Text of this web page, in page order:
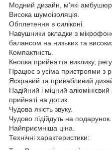
Модний дизайн, м'які
Висока шумоізоляція.
Обплетення в силіконі.
Навушники вкладки з
балансом на низьких та
Компактність.
Кнопка прийняття виклику,
Працює з усіма пристроями з
Яскравий та привабливий
Надійний і міцний алюмінієвий
прийняті на дотик.
Чудова якість звуку.
Чудово підійдуть на подарунок.
Найприємніша ціна.
Технічні характеристики: